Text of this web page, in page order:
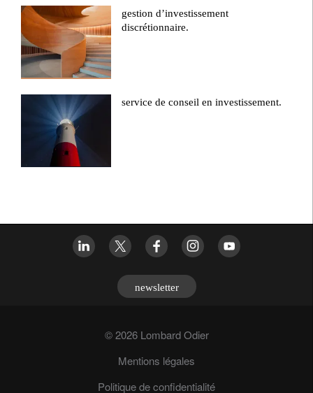
gestion d’investissement
discrétionnaire.
service de conseil en investissement.
newsletter
© 2026 Lombard Odier
Mentions légales
Politique de confidentialité